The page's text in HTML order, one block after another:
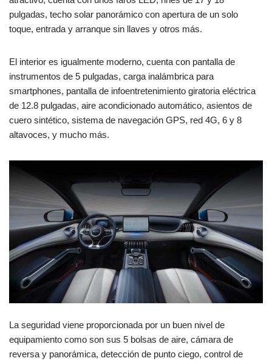
pulgadas, techo solar panorámico con apertura de un solo
toque, entrada y arranque sin llaves y otros más.
El interior es igualmente moderno, cuenta con pantalla de
instrumentos de 5 pulgadas, carga inalámbrica para
smartphones, pantalla de infoentretenimiento giratoria eléctrica
de 12.8 pulgadas, aire acondicionado automático, asientos de
cuero sintético, sistema de navegación GPS, red 4G, 6 y 8
altavoces, y mucho más.
La seguridad viene proporcionada por un buen nivel de
equipamiento como son sus 5 bolsas de aire, cámara de
reversa y panorámica, detección de punto ciego, control de